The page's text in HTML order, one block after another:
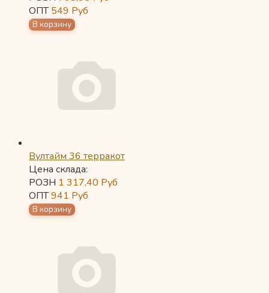
ОПТ549 Руб
Вултайм 36 терракот
Цена склада:
РОЗН 1 317,40 Руб
ОПТ941 Руб